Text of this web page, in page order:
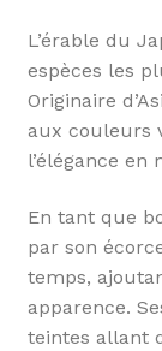
L’érable du
espèces les
Originaire
aux couleurs
l’élégance en
En tant que
par son
temps,
apparence.
teintes allant